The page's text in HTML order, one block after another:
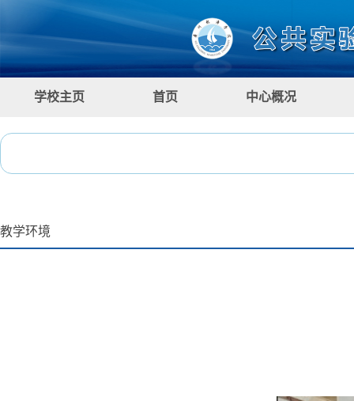
学校主页 首页 中心概况
教学环境